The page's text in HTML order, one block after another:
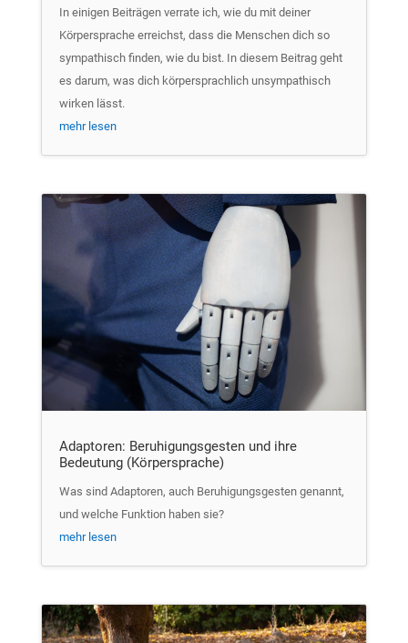
In einigen Beiträgen verrate ich, wie du mit deiner
Körpersprache erreichst, dass die Menschen dich so
sympathisch finden, wie du bist. In diesem Beitrag geht
es darum, was dich körpersprachlich unsympathisch
wirken lässt.
mehr lesen
Adaptoren: Beruhigungsgesten und ihre
Bedeutung (Körpersprache)
Was sind Adaptoren, auch Beruhigungsgesten genannt,
und welche Funktion haben sie?
mehr lesen